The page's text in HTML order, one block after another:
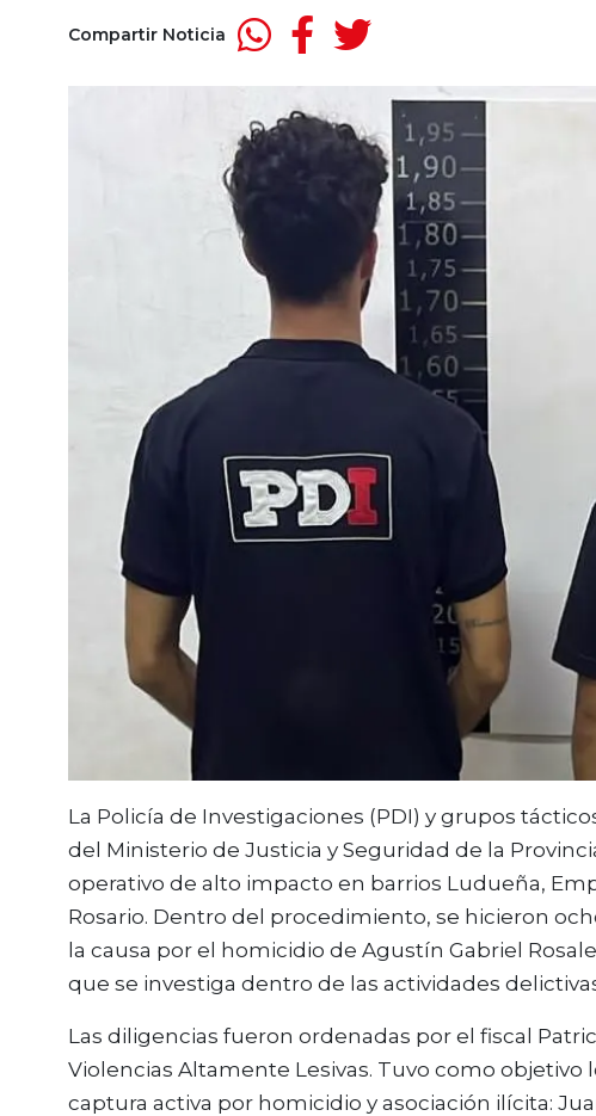
Compartir Noticia
La Policía de Investigaciones (PDI) y grupos
del Ministerio de Justicia y Seguridad de la
operativo de alto impacto en barrios Ludueña,
Rosario. Dentro del procedimiento, se hicieron
la causa por el homicidio de Agustín Gabriel
que se investiga dentro de las actividades
Las diligencias fueron ordenadas por el fiscal
Violencias Altamente Lesivas. Tuvo como objetivo
captura activa por homicidio y asociación ilícita: